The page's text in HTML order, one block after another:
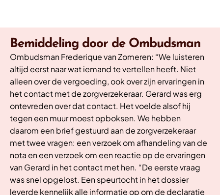
Bemiddeling door de Ombudsman
Ombudsman Frederique van Zomeren: “We luisteren
altijd eerst naar wat iemand te vertellen heeft. Niet
alleen over de vergoeding, ook over zijn ervaringen in
het contact met de zorgverzekeraar. Gerard was erg
ontevreden over dat contact. Het voelde alsof hij
tegen een muur moest opboksen. We hebben
daarom een brief gestuurd aan de zorgverzekeraar
met twee vragen: een verzoek om afhandeling van de
nota en een verzoek om een reactie op de ervaringen
van Gerard in het contact met hen. “De eerste vraag
was snel opgelost. Een speurtocht in het dossier
leverde kennelijk alle informatie op om de declaratie